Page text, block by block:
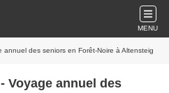
MENU
des seniors en Forêt-Noire à Altensteig
Voyage annuel des